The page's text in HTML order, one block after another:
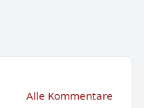
Alle Kommentare